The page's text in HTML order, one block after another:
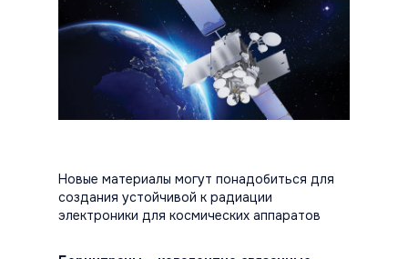
Новые материалы могут понадобиться для
создания устойчивой к радиации
электроники для космических аппаратов